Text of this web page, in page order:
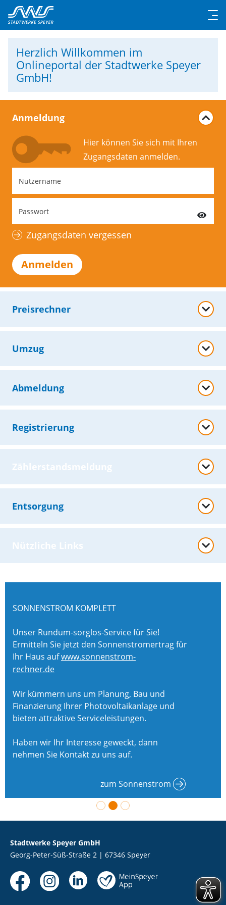
Herzlich Willkommen im
Onlineportal der Stadtwerke Speyer
GmbH!
Anmeldung
Hier können Sie sich mit Ihren
Zugangs­daten anmelden.
Nutzername
Passwort
Zugangsdaten vergessen
Anmelden
Preisrechner
Umzug
Abmeldung
Registrierung
Zählerstandsmeldung
Entsorgung
Nützliche Links
SONNENSTROM KOMPLETT
Unser Rundum-sorglos-Service für Sie!
Ermitteln Sie jetzt den Sonnenstromertrag für
Ihr Haus aufwww.sonnenstrom-
rechner.de
Wir kümmern uns um Planung, Bau und
Finanzierung Ihrer Photovoltaikanlage und
bieten attraktive Serviceleistungen.
Haben wir Ihr Interesse geweckt, dann
nehmen Sie Kontakt zu uns auf.
zum Sonnenstrom
Stadtwerke Speyer GmbH
Georg-Peter-Süß-Straße 2 | 67346 Speyer